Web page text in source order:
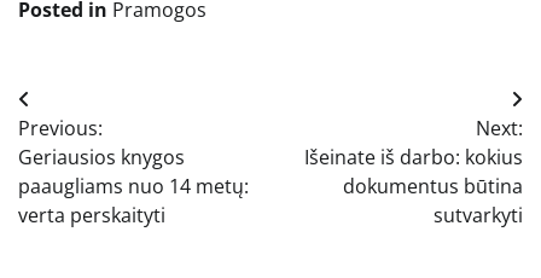
Posted in Pramogos
Navigacija
tarp
įrašų
Previous:
Geriausios knygos
paaugliams nuo 14 metų:
verta perskaityti
Next:
Išeinate iš darbo: kokius
dokumentus būtina
sutvarkyti